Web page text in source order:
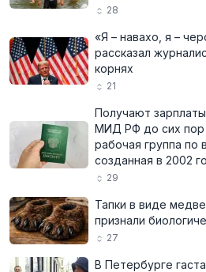
28
«Я – навахо, я –
рассказал
корнях
21
Получают
МИД РФ до сих пор
рабочая группа по
созданная в 2002
29
Тапки в виде
признали
27
В Петербурге